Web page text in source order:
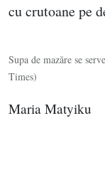
cu crutoane pe
Supa de mazăre se
Times)
Maria Matyiku